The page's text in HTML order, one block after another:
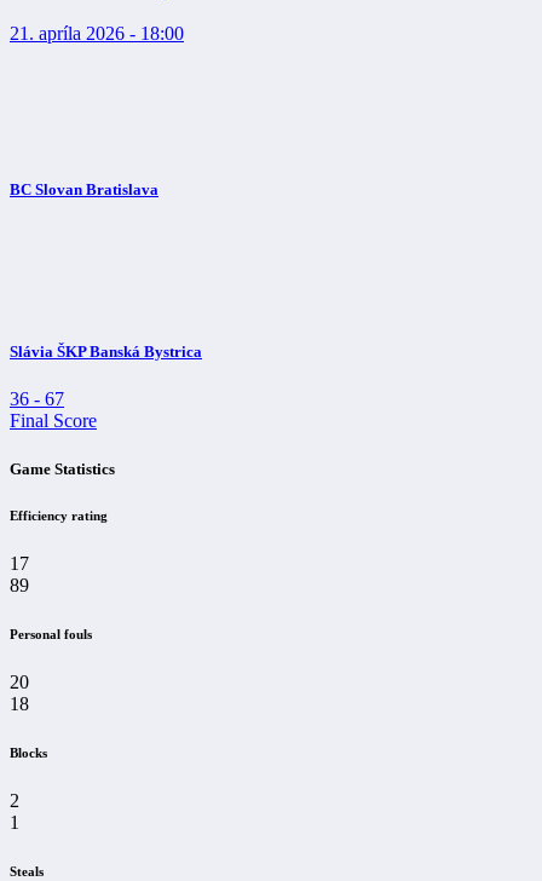
21. apríla 2026 - 18:00
BC Slovan Bratislava
Slávia ŠKP Banská Bystrica
36 - 67
Final Score
Game Statistics
Efficiency rating
17
89
Personal fouls
20
18
Blocks
2
1
Steals